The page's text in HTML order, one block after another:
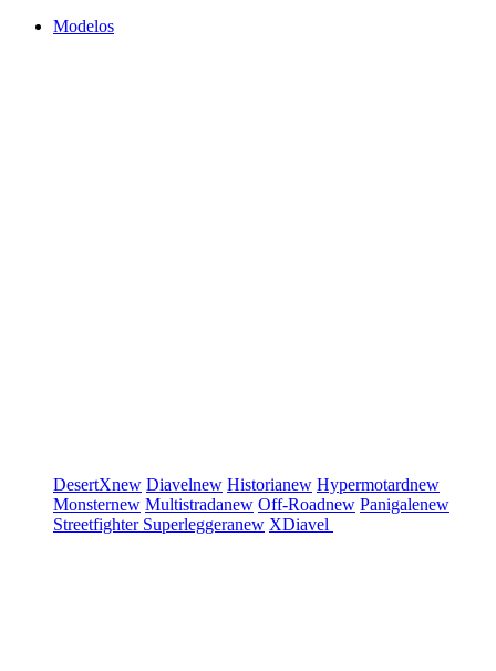
Modelos
DesertXnew Diavelnew Historianew Hypermotardnew
Monsternew Multistradanew Off-Roadnew Panigalenew
Streetfighter Superleggeranew XDiavel